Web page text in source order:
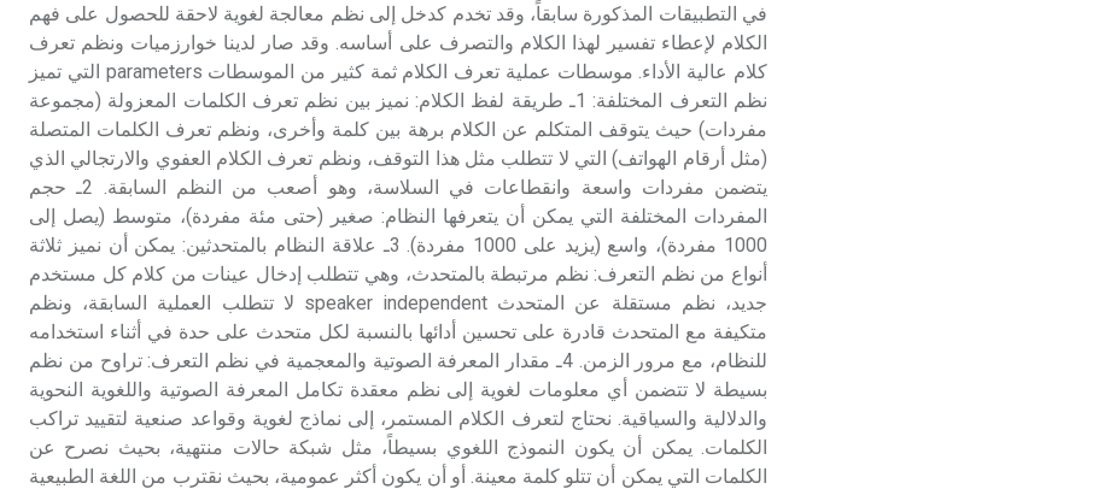
في التطبيقات المذكورة سابقاً، وقد تخدم كدخل إلى نظم معالجة لغوية لاحقة للحصول على فهم
الكلام لإعطاء تفسير لهذا الكلام والتصرف على أساسه. وقد صار لدينا خوارزميات ونظم تعرف
كلام عالية الأداء. موسطات عملية تعرف الكلام ثمة كثير من الموسطات parameters التي تميز
نظم التعرف المختلفة: 1ـ طريقة لفظ الكلام: نميز بين نظم تعرف الكلمات المعزولة (مجموعة
مفردات) حيث يتوقف المتكلم عن الكلام برهة بين كلمة وأخرى، ونظم تعرف الكلمات المتصلة
(مثل أرقام الهواتف) التي لا تتطلب مثل هذا التوقف، ونظم تعرف الكلام العفوي والارتجالي الذي
يتضمن مفردات واسعة وانقطاعات في السلاسة، وهو أصعب من النظم السابقة. 2ـ حجم
المفردات المختلفة التي يمكن أن يتعرفها النظام: صغير (حتى مئة مفردة)، متوسط (يصل إلى
1000 مفردة)، واسع (يزيد على 1000 مفردة). 3ـ علاقة النظام بالمتحدثين: يمكن أن نميز ثلاثة
أنواع من نظم التعرف: نظم مرتبطة بالمتحدث، وهي تتطلب إدخال عينات من كلام كل مستخدم
جديد، نظم مستقلة عن المتحدث speaker independent لا تتطلب العملية السابقة، ونظم
متكيفة مع المتحدث قادرة على تحسين أدائها بالنسبة لكل متحدث على حدة في أثناء استخدامه
للنظام، مع مرور الزمن. 4ـ مقدار المعرفة الصوتية والمعجمية في نظم التعرف: تراوح من نظم
بسيطة لا تتضمن أي معلومات لغوية إلى نظم معقدة تكامل المعرفة الصوتية واللغوية النحوية
والدلالية والسياقية. نحتاج لتعرف الكلام المستمر، إلى نماذج لغوية وقواعد صنعية لتقييد تراكب
الكلمات. يمكن أن يكون النموذج اللغوي بسيطاً، مثل شبكة حالات منتهية، بحيث نصرح عن
الكلمات التي يمكن أن تتلو كلمة معينة. أو أن يكون أكثر عمومية، بحيث نقترب من اللغة الطبيعية